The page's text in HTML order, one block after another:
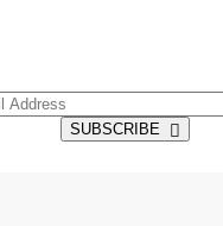
SUBSCRIBE